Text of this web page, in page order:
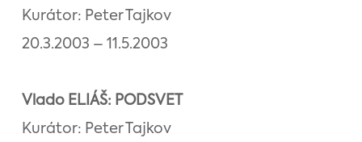
Kurátor: Peter Tajkov
20.3.2003 – 11.5.2003
Vlado ELIÁŠ: PODSVET
Kurátor: Peter Tajkov